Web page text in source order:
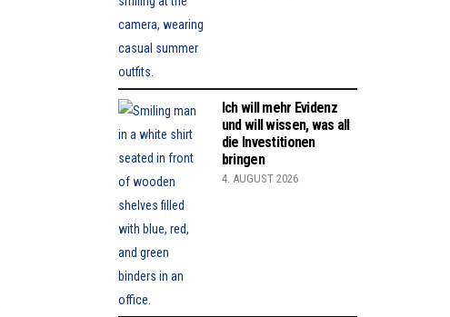
Ich will mehr Evidenz
und will wissen, was all
die Investitionen
bringen
4. AUGUST 2026